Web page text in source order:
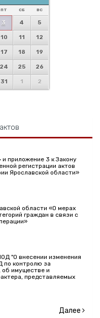
ПТ СБ ВС
3 4 5
10 11 12
17 18 19
24 25 26
31 1 2
и приложение 3 к Закону
регистрации актов
Ярославской области»
области «О мерах
граждан в связи с
"О внесении изменения
по контролю за
об имуществе и
представляемых
Далее